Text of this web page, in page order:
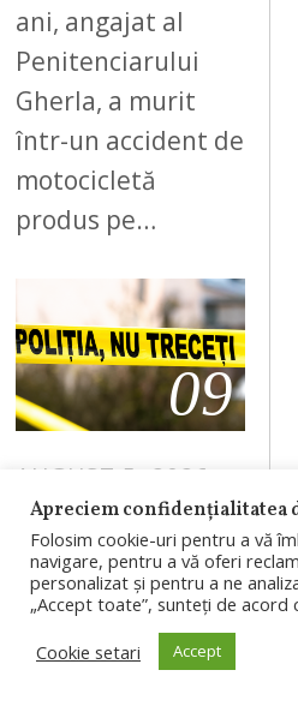
ani, angajat al
Penitenciarului
Gherla, a murit
într-un accident de
motocicletă
produs pe…
09
AUGUST 5, 2026
Bărbat de 58 de
ani, găsit mort
pe strada
Corneliu
Coposu din
Apreciem confidențialitatea
Folosim cookie-uri pentru a vă
navigare, pentru a vă oferi
personalizat și pentru a ne
„Accept toate”, sunteți de acord
Cookie setari
Accept